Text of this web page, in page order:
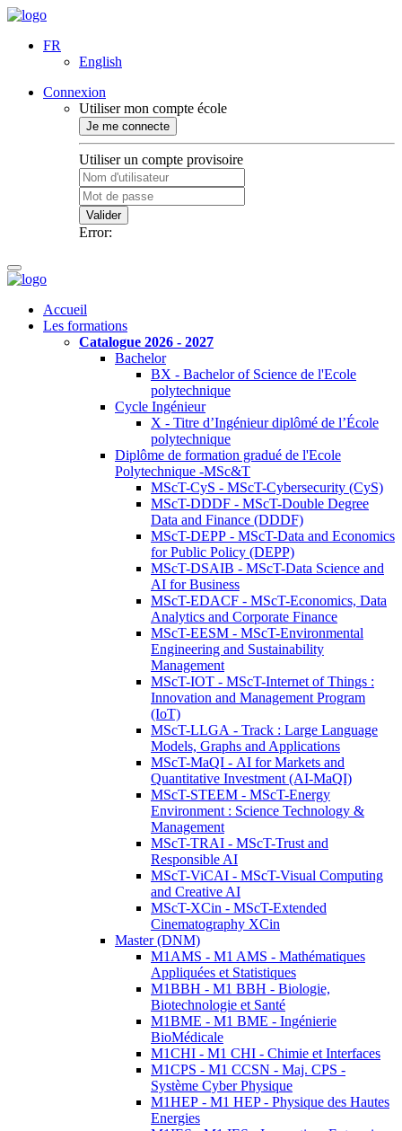
FR
English
Connexion
Utiliser mon compte école
Je me connecte
Utiliser un compte provisoire
Valider
Error:
Accueil
Les formations
Catalogue 2026 - 2027
Bachelor
BX - Bachelor of Science de l'Ecole
polytechnique
Cycle Ingénieur
X - Titre d’Ingénieur diplômé de l’École
polytechnique
Diplôme de formation gradué de l'Ecole
Polytechnique -MSc&T
MScT-CyS - MScT-Cybersecurity (CyS)
MScT-DDDF - MScT-Double Degree
Data and Finance (DDDF)
MScT-DEPP - MScT-Data and Economics
for Public Policy (DEPP)
MScT-DSAIB - MScT-Data Science and
AI for Business
MScT-EDACF - MScT-Economics, Data
Analytics and Corporate Finance
MScT-EESM - MScT-Environmental
Engineering and Sustainability
Management
MScT-IOT - MScT-Internet of Things :
Innovation and Management Program
(IoT)
MScT-LLGA - Track : Large Language
Models, Graphs and Applications
MScT-MaQI - AI for Markets and
Quantitative Investment (AI-MaQI)
MScT-STEEM - MScT-Energy
Environment : Science Technology &
Management
MScT-TRAI - MScT-Trust and
Responsible AI
MScT-ViCAI - MScT-Visual Computing
and Creative AI
MScT-XCin - MScT-Extended
Cinematography XCin
Master (DNM)
M1AMS - M1 AMS - Mathématiques
Appliquées et Statistiques
M1BBH - M1 BBH - Biologie,
Biotechnologie et Santé
M1BME - M1 BME - Ingénierie
BioMédicale
M1CHI - M1 CHI - Chimie et Interfaces
M1CPS - M1 CCSN - Maj. CPS -
Système Cyber Physique
M1HEP - M1 HEP - Physique des Hautes
Energies